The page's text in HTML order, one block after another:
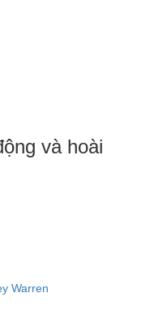
và hoài
Warren